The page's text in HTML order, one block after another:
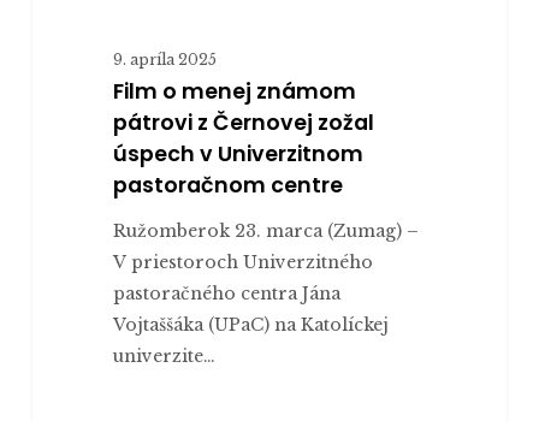
9. apríla 2025
Film o menej známom
pátrovi z Černovej zožal
úspech v Univerzitnom
pastoračnom centre
Ružomberok 23. marca (Zumag) –
V priestoroch Univerzitného
pastoračného centra Jána
Vojtaššáka (UPaC) na Katolíckej
univerzite…